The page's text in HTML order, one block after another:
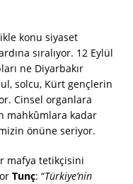
konu siyaset
sıralıyor. 12 Eylül
ne Diyarbakır
solcu, Kürt gençlerin
Cinsel organlara
mahkûmlara kadar
önüne seriyor.
mafya tetikçisini
Tunç: “Türkiye’nin